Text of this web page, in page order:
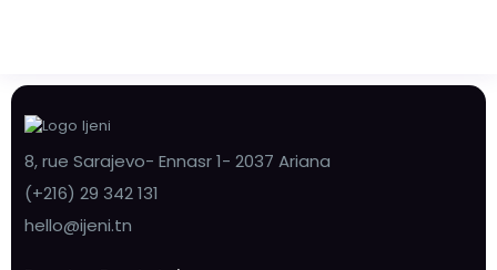
8, rue Sarajevo- Ennasr 1- 2037 Ariana
(+216) 29 342 131
hello@ijeni.tn